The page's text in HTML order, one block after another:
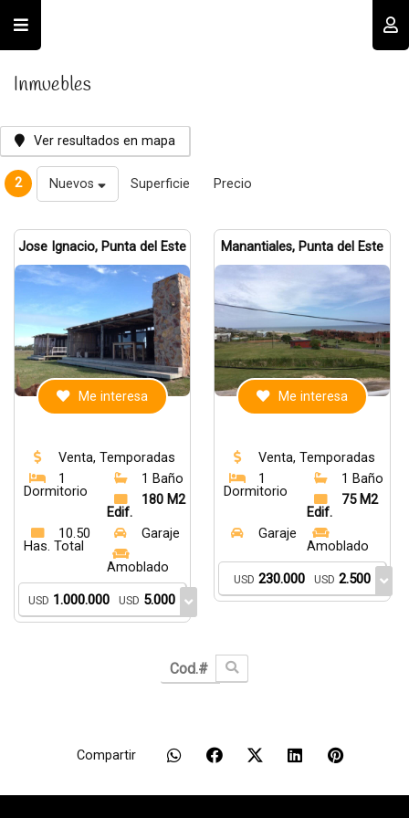
Recordar datos
INGRESAR
Olvidé mi clave Registro
Inmuebles
Ver resultados en mapa
2 Nuevos Superficie Precio
Jose Ignacio, Punta del Este
Me interesa
Venta, Temporadas
1
Dormitorio
1 Baño
180 M2
Edif.
10.50
Has. Total
Garaje
Amoblado
USD 1.000.000 USD 5.000
Manantiales, Punta del Este
Me interesa
Venta, Temporadas
1
Dormitorio
1 Baño
75 M2
Edif.
Garaje
Amoblado
USD 230.000 USD 2.500
Compartir